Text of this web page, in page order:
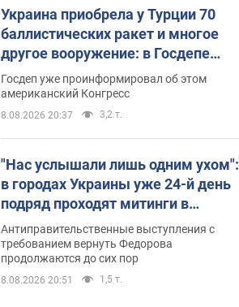
Украина приобрела у Турции 70
баллистических ракет и многое
другое вооружение: в Госдепе
США обнародовали список
Госдеп уже проинформировал об этом
американский Конгресс
8.08.2026 20:37 3,2 т.
"Нас услышали лишь одним ухом":
в городах Украины уже 24-й день
подряд проходят митинги в
поддержку Федорова. Фото и
видео
Антиправительственные выступления с
требованием вернуть Федорова
продолжаются до сих пор
8.08.2026 20:51 1,5 т.